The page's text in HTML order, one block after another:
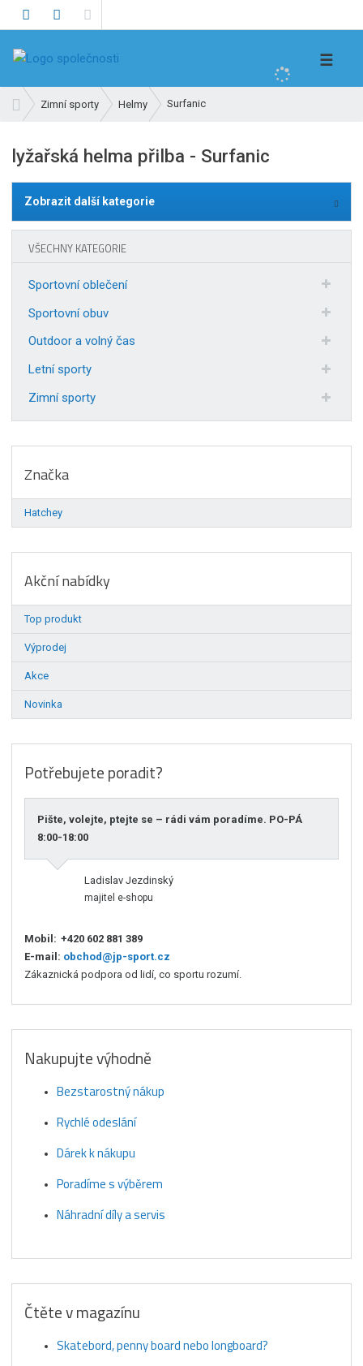
d
a
☰
v
d
t
Zimní sporty Helmy Surfanic
lyžařská helma přilba - Surfanic
Zobrazit další kategorie
VŠECHNY KATEGORIE
Sportovní oblečení
Sportovní obuv
Outdoor a volný čas
Letní sporty
Zimní sporty
Značka
Hatchey
Akční nabídky
Top produkt
Výprodej
Akce
Novinka
Potřebujete poradit?
Pište, volejte, ptejte se – rádi vám poradíme. PO-PÁ
8:00-18:00
Ladislav Jezdinský
majitel e-shopu
Mobil: +420 602 881 389
E-mail: obchod@jp-sport.cz
Zákaznická podpora od lidí, co sportu rozumí.
Nakupujte výhodně
Bezstarostný nákup
Rychlé odeslání
Dárek k nákupu
Poradíme s výběrem
Náhradní díly a servis
Čtěte v magazínu
Skatebord, penny board nebo longboard?